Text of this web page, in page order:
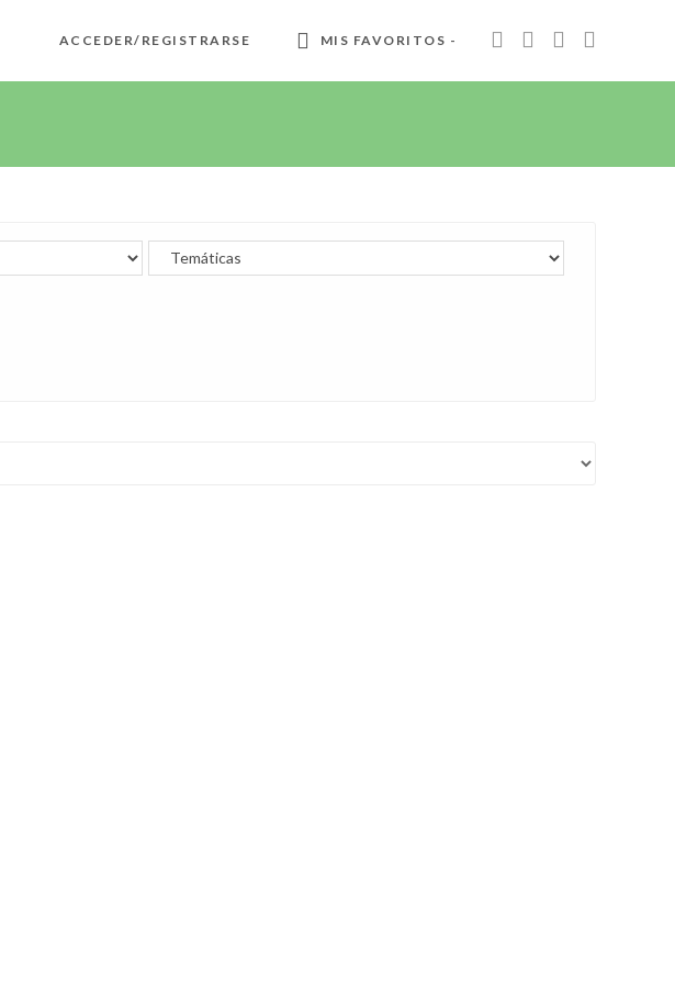
ACCEDER/REGISTRARSE MIS FAVORITOS -